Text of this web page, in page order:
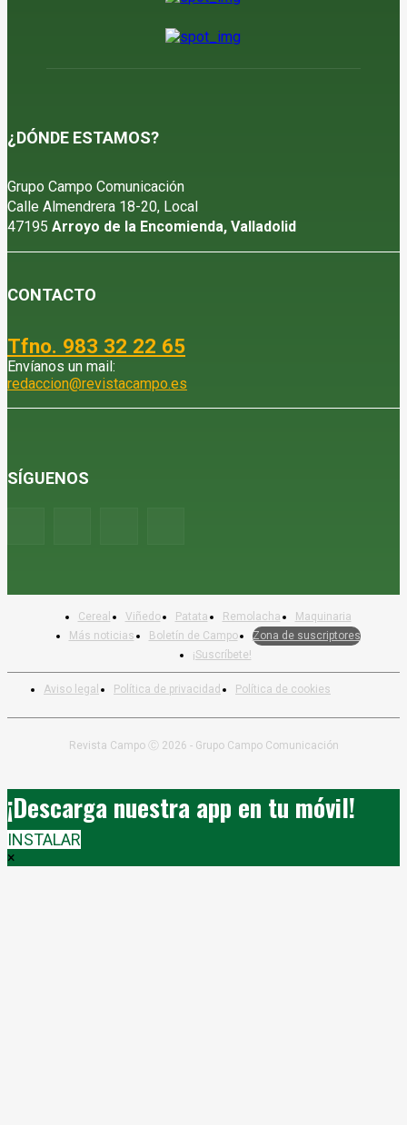
¿DÓNDE ESTAMOS?
Grupo Campo Comunicación
Calle Almendrera 18-20, Local
47195 Arroyo de la Encomienda, Valladolid
CONTACTO
Tfno. 983 32 22 65
Envíanos un mail:
redaccion@revistacampo.es
SÍGUENOS
Aviso legal Política de privacidad Política de cookies
Cereal Viñedo Patata Remolacha
Maquinaria
Más noticias
Boletín de Campo
Zona de suscriptores
¡Suscríbete!
Revista Campo Ⓒ 2026 - Grupo Campo Comunicación
¡Descarga nuestra app en tu móvil!
INSTALAR
×